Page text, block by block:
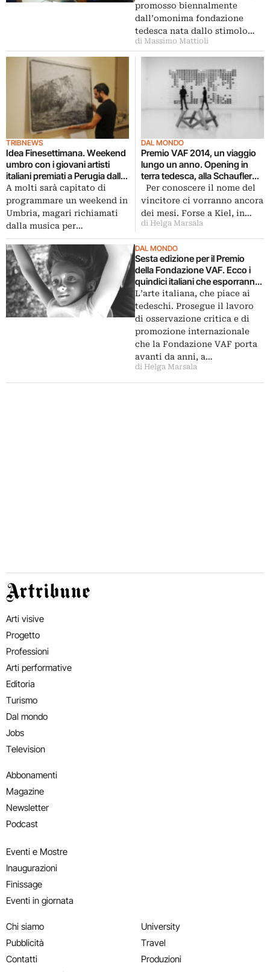
promosso biennalmente
dall’omonima fondazione
tedesca nata dallo stimolo…
di Massimo Mattioli
TRIBNEWS
Idea Finesettimana. Weekend
umbro con i giovani artisti
italiani premiati a Perugia dalla
tedesca Fondazione VAF.
Mentre a Todi Bibo’s Place da
spazio all’inedita coppia
Mochetti – Piccolo
A molti sarà capitato di
programmare un weekend in
Umbria, magari richiamati
dalla musica per…
DAL MONDO
Premio VAF 2014, un viaggio
lungo un anno. Opening in
terra tedesca, alla Schaufler
Foundation, in attesa delle
future tappe. Vi raccontiamo
tutto con un reportage
d’artista
Per conoscere il nome del
vincitore ci vorranno ancora
dei mesi. Forse a Kiel, in…
di Helga Marsala
DAL MONDO
Sesta edizione per il Premio
della Fondazione VAF. Ecco i
quindici italiani che esporranno
in Germania: mostra itinerante,
da Sindelfingen a Kiel
L’arte italiana, che piace ai
tedeschi. Prosegue il lavoro
di osservazione critica e di
promozione internazionale
che la Fondazione VAF porta
avanti da anni, a…
di Helga Marsala
Artribune
Arti visive
Progetto
Professioni
Arti performative
Editoria
Turismo
Dal mondo
Jobs
Television
Abbonamenti
Magazine
Newsletter
Podcast
Eventi e Mostre
Inaugurazioni
Finissage
Eventi in giornata
Chi siamo
Pubblicità
Contatti
University
Travel
Produzioni